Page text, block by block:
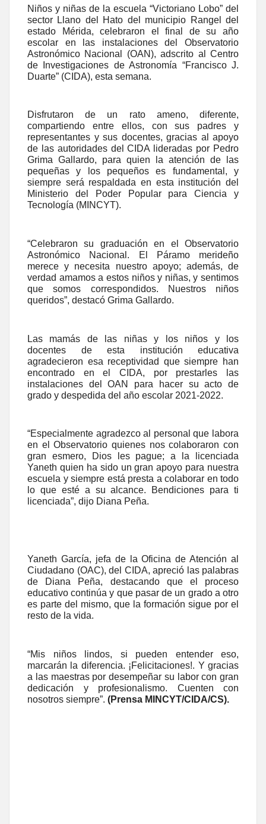
Niños y niñas de la escuela “Victoriano Lobo” del
sector Llano del Hato del municipio Rangel del
estado Mérida, celebraron el final de su año
escolar en las instalaciones del Observatorio
Astronómico Nacional (OAN), adscrito al Centro
de Investigaciones de Astronomía “Francisco J.
Duarte” (CIDA), esta semana.
Disfrutaron de un rato ameno, diferente,
compartiendo entre ellos, con sus padres y
representantes y sus docentes, gracias al apoyo
de las autoridades del CIDA lideradas por Pedro
Grima Gallardo, para quien la atención de las
pequeñas y los pequeños es fundamental, y
siempre será respaldada en esta institución del
Ministerio del Poder Popular para Ciencia y
Tecnología (MINCYT).
“Celebraron su graduación en el Observatorio
Astronómico Nacional. El Páramo merideño
merece y necesita nuestro apoyo; además, de
verdad amamos a estos niños y niñas, y sentimos
que somos correspondidos. Nuestros niños
queridos”, destacó Grima Gallardo.
Las mamás de las niñas y los niños y los
docentes de esta institución educativa
agradecieron esa receptividad que siempre han
encontrado en el CIDA, por prestarles las
instalaciones del OAN para hacer su acto de
grado y despedida del año escolar 2021-2022.
“Especialmente agradezco al personal que labora
en el Observatorio quienes nos colaboraron con
gran esmero, Dios les pague; a la licenciada
Yaneth quien ha sido un gran apoyo para nuestra
escuela y siempre está presta a colaborar en todo
lo que esté a su alcance. Bendiciones para ti
licenciada”, dijo Diana Peña.
Yaneth García, jefa de la Oficina de Atención al
Ciudadano (OAC), del CIDA, apreció las palabras
de Diana Peña, destacando que el proceso
educativo continúa y que pasar de un grado a otro
es parte del mismo, que la formación sigue por el
resto de la vida.
“Mis niños lindos, si pueden entender eso,
marcarán la diferencia. ¡Felicitaciones!. Y gracias
a las maestras por desempeñar su labor con gran
dedicación y profesionalismo. Cuenten con
nosotros siempre”. (Prensa MINCYT/CIDA/CS).